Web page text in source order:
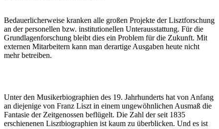
Bedauerlicherweise kranken alle großen Projekte der Lisztforschung
an der personellen bzw. institutionellen Unterausstattung. Für die
Grundlagenforschung bleibt dies ein Problem für die Zukunft. Mit
externen Mitarbeitern kann man derartige Ausgaben heute nicht
mehr betreiben.
Unter den Musikerbiographien des 19. Jahrhunderts hat von Anfang
an diejenige von Franz Liszt in einem ungewöhnlichen Ausmaß die
Fantasie der Zeitgenossen beflügelt. Die Zahl der seit 1835
erschienenen Lisztbiographien ist kaum zu überblicken. Und es ist